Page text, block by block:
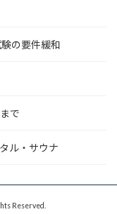
の要件緩和
で
ル・サウナ
Reserved.